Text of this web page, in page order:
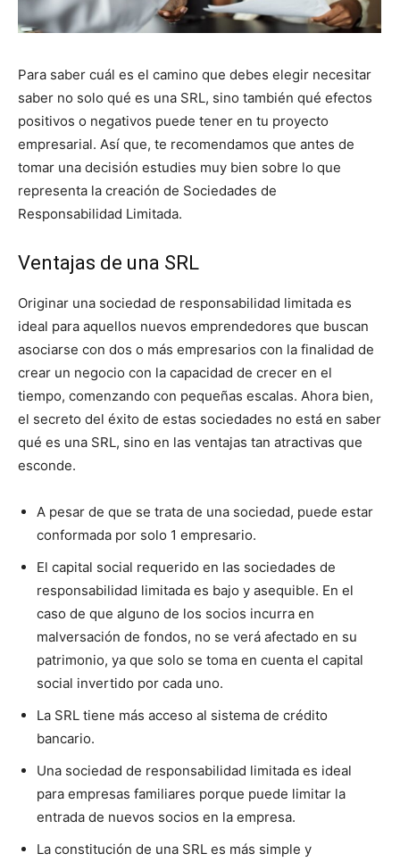
Para saber cuál es el camino que debes elegir necesitar
saber no solo qué es una SRL, sino también qué efectos
positivos o negativos puede tener en tu proyecto
empresarial. Así que, te recomendamos que antes de
tomar una decisión estudies muy bien sobre lo que
representa la creación de Sociedades de
Responsabilidad Limitada.
Ventajas de una SRL
Originar una sociedad de responsabilidad limitada es
ideal para aquellos nuevos emprendedores que buscan
asociarse con dos o más empresarios con la finalidad de
crear un negocio con la capacidad de crecer en el
tiempo, comenzando con pequeñas escalas. Ahora bien,
el secreto del éxito de estas sociedades no está en saber
qué es una SRL, sino en las ventajas tan atractivas que
esconde.
A pesar de que se trata de una sociedad, puede estar
conformada por solo 1 empresario.
El capital social requerido en las sociedades de
responsabilidad limitada es bajo y asequible. En el
caso de que alguno de los socios incurra en
malversación de fondos, no se verá afectado en su
patrimonio, ya que solo se toma en cuenta el capital
social invertido por cada uno.
La SRL tiene más acceso al sistema de crédito
bancario.
Una sociedad de responsabilidad limitada es ideal
para empresas familiares porque puede limitar la
entrada de nuevos socios en la empresa.
La constitución de una SRL es más simple y